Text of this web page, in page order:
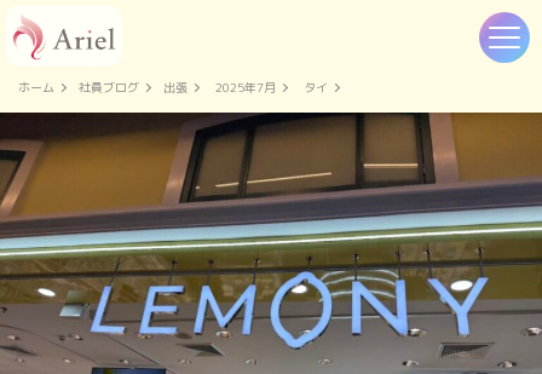
ホーム 社員ブログ 出張 2025年7月 タイ